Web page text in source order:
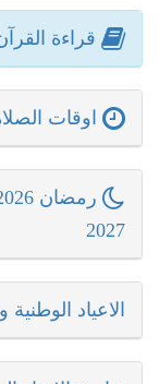
قراءة
اوقات
رمضان 2026: مواعيد إمساك وإفطار
2027
الاعياد الوطنية